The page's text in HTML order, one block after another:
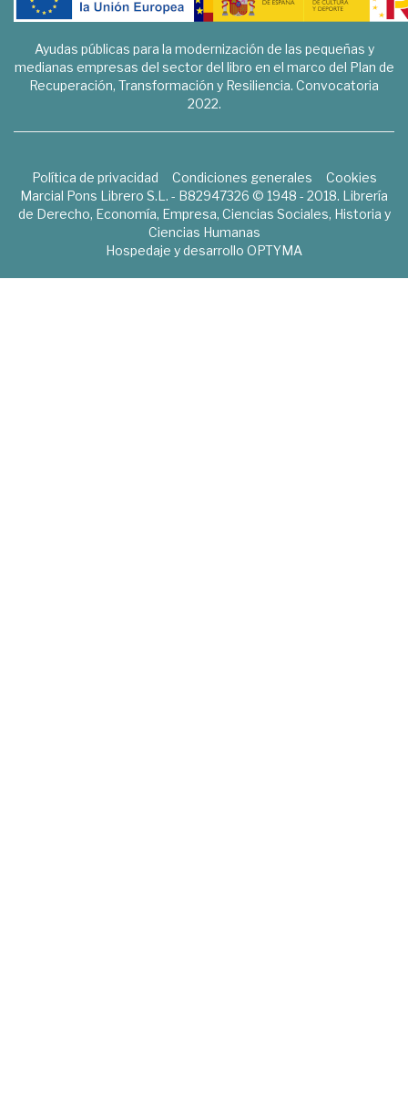
Ayudas públicas para la modernización de las pequeñas y
medianas empresas del sector del libro en el marco del Plan de
Recuperación, Transformación y Resiliencia. Convocatoria
2022.
Política de privacidad Condiciones generales
Cookies
Marcial Pons Librero S.L. - B82947326 © 1948 - 2018. Librería
de Derecho, Economía, Empresa, Ciencias Sociales, Historia y
Ciencias Humanas
Hospedaje y desarrollo OPTYMA